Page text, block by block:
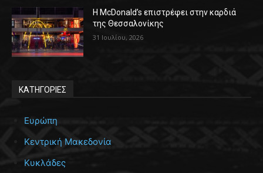
Η McDonald’s επιστρέφει στην καρδιά
της Θεσσαλονίκης
31 Ιουλίου, 2026
ΚΑΤΗΓΟΡΙΕΣ
Ευρώπη
Κεντρική Μακεδονία
Κυκλάδες